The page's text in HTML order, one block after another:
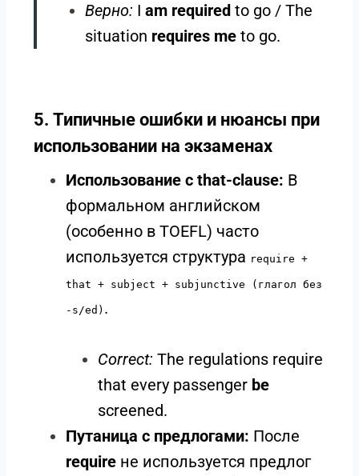
Верно: I am required to go / The
situation requires me to go.
5. Типичные ошибки и нюансы при
использовании на экзаменах
Использование с that-clause: В
формальном английском
(особенно в TOEFL) часто
используется структура require +
that + subject + subjunctive (глагол без
-s/ed) .
Correct: The regulations require
that every passenger be
screened.
Путаница с предлогами: После
require не используется предлог